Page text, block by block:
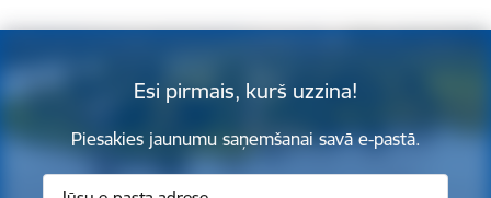
Esi pirmais, kurš uzzina!
Piesakies jaunumu saņemšanai savā e-pastā.